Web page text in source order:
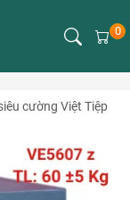
0
cường Việt Tiệp